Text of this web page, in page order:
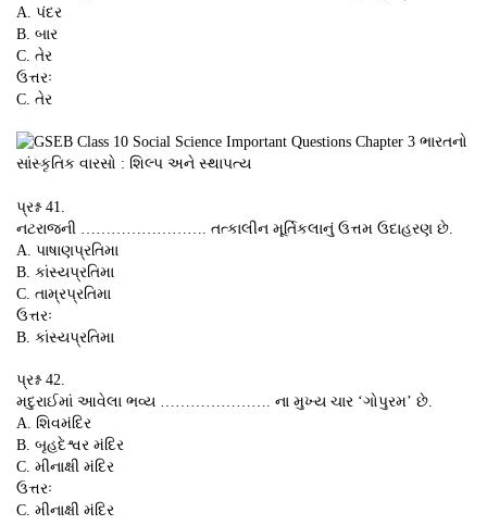
A. પંદર
B. બાર
C. તેર
ઉત્તરઃ
C. તેર
પ્રશ્ન 41.
નટરાજની ……………………. તત્કાલીન મૂર્તિકલાનું ઉત્તમ ઉદાહરણ છે.
A. પાષાણપ્રતિમા
B. કાંસ્યપ્રતિમા
C. તામ્રપ્રતિમા
ઉત્તરઃ
B. કાંસ્યપ્રતિમા
પ્રશ્ન 42.
મદુરાઈમાં આવેલા ભવ્ય …………………. ના મુખ્ય ચાર ‘ગોપુરમ’ છે.
A. શિવમંદિર
B. બૃહદેશ્વર મંદિર
C. મીનાક્ષી મંદિર
ઉત્તરઃ
C. મીનાક્ષી મંદિર